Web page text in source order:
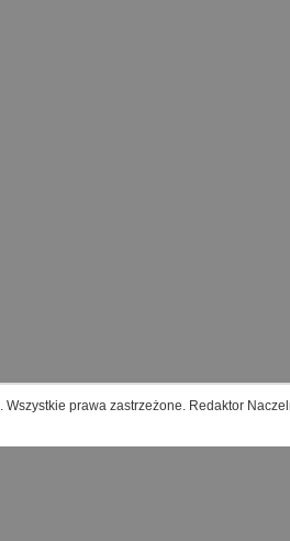
. Wszystkie prawa zastrzeżone. Redaktor